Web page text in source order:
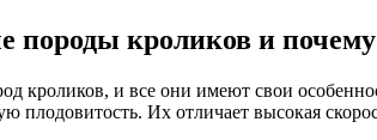
породы кроликов и
кроликов, и все они имеют свои
плодовитость. Их отличает высокая